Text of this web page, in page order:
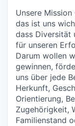
Unsere
das ist uns
dass Diversität
für unseren
Darum wollen
gewinnen,
uns über jede
Herkunft,
Orientierung,
Zugehörigkeit,
Familienstand